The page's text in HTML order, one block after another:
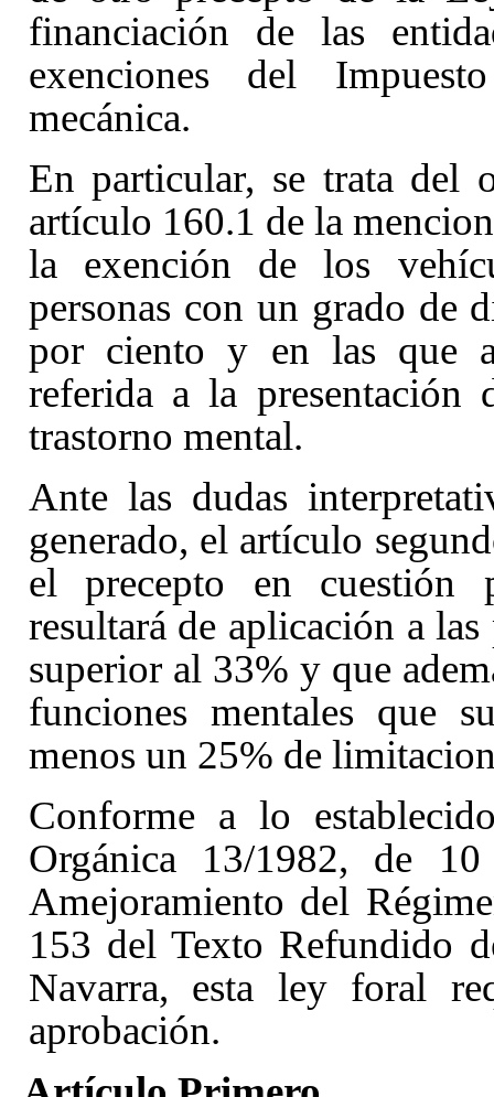
financiación de las
exenciones del
mecánica.
En particular, se trata del
artículo 160.1 de la
la exención de los
personas con un grado de
por ciento y en las que
referida a la
trastorno mental.
Ante las dudas
generado, el artículo
el precepto en cuestión
resultará de aplicación a
superior al 33% y que
funciones mentales que
menos un 25% de
Conforme a lo
Orgánica 13/1982, de
Amejoramiento del
153 del Texto Refundido
Navarra, esta ley foral
aprobación.